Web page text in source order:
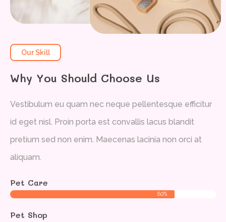
Our Skill
Why You Should Choose Us
Vestibulum eu quam nec neque pellentesque efficitur
id eget nisl. Proin porta est convallis lacus blandit
pretium sed non enim. Maecenas lacinia non orci at
aliquam.
Pet Care
80%
Pet Shop